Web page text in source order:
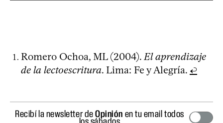
Romero Ochoa, ML (2004). El aprendizaje
de la lectoescritura. Lima: Fe y Alegría. ↩
Recibí la newsletter deOpinión en tu email todos